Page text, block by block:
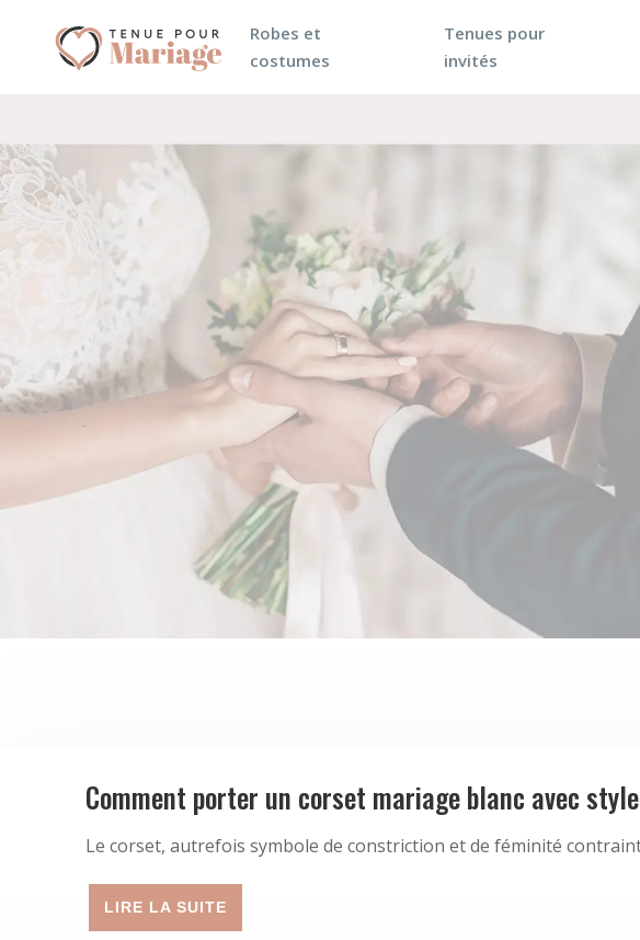
Robes et
costumes
Tenues pour
invités
Comment porter un corset mariage blanc avec
Le corset, autrefois symbole de constriction et de féminité
LIRE LA SUITE